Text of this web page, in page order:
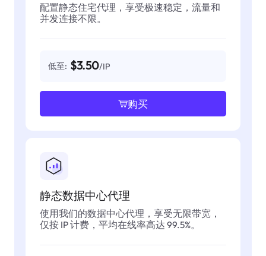
配置静态住宅代理，享受极速稳定，流量和
并发连接不限。
低至: $3.50/IP
购买
静态数据中心代理
使用我们的数据中心代理，享受无限带宽，
仅按 IP 计费，平均在线率高达 99.5%。